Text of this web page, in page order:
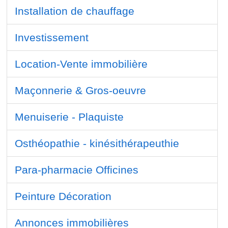
Installation de chauffage
Investissement
Location-Vente immobilière
Maçonnerie & Gros-oeuvre
Menuiserie - Plaquiste
Osthéopathie - kinésithérapeuthie
Para-pharmacie Officines
Peinture Décoration
Annonces immobilières